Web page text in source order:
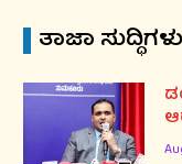
ತಾಜಾ ಸುದ್ಧಿಗಳು